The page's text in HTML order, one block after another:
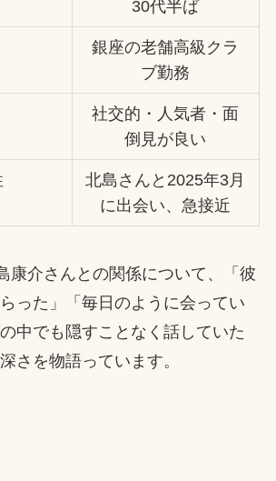
30代半ば
銀座の老舗高級クラ
ブ勤務
社交的・人気者・面
倒見が良い
北島さんと2025年3月
に出会い、急接近
康介さんとの関係について、「彼
った」「毎日のように会ってい
中でも隠すことなく話していた
さを物語っています。